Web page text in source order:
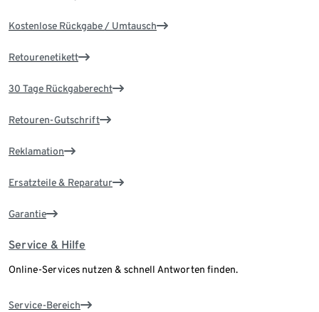
Kostenlose Rückgabe / Umtausch
Retourenetikett
30 Tage Rückgaberecht
Retouren-Gutschrift
Reklamation
Ersatzteile & Reparatur
Garantie
Service & Hilfe
Online-Services nutzen & schnell Antworten finden.
Service-Bereich